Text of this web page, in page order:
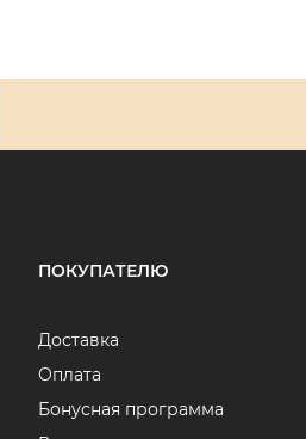
ПОКУПАТЕЛЮ
Доставка
Оплата
Бонусная программа